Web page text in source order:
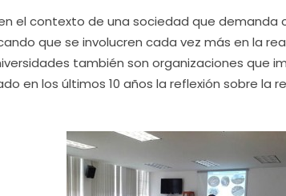
el contexto de una sociedad que demanda
que se involucren cada vez más en la
también son organizaciones que
en los últimos 10 años la reflexión sobre la